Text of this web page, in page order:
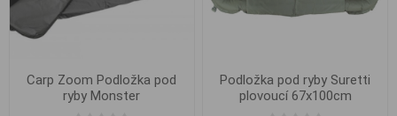
Carp Zoom Podložka pod
ryby Monster
Podložka pod ryby Suretti
plovoucí 67x100cm